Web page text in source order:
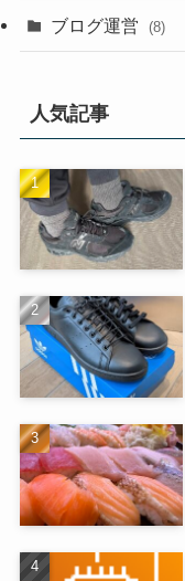
ブログ運営 (8)
人気記事